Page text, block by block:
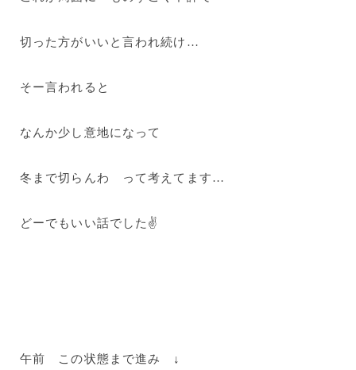
切った方がいいと言われ続け…
そー言われると
なんか少し意地になって
冬まで切らんわ って考えてます…
どーでもいい話でした✌
午前 この状態まで進み ↓